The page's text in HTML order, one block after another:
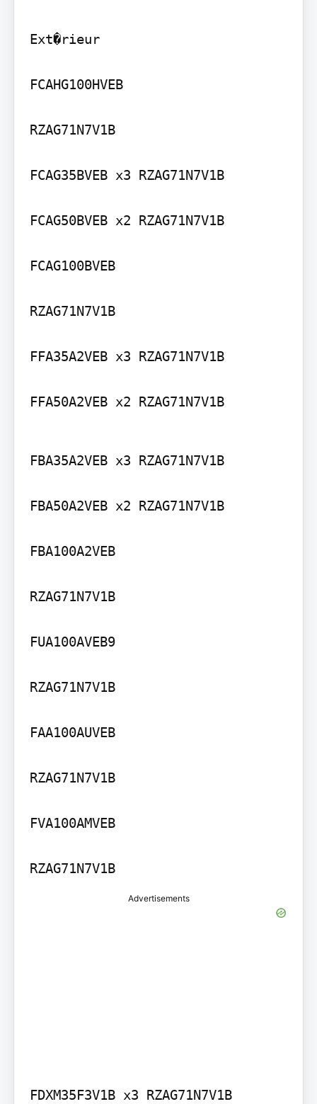
Ext�rieur
FCAHG100HVEB
RZAG71N7V1B
FCAG35BVEB x3 RZAG71N7V1B
FCAG50BVEB x2 RZAG71N7V1B
FCAG100BVEB
RZAG71N7V1B
FFA35A2VEB x3 RZAG71N7V1B
FFA50A2VEB x2 RZAG71N7V1B
FBA35A2VEB x3 RZAG71N7V1B
FBA50A2VEB x2 RZAG71N7V1B
FBA100A2VEB
RZAG71N7V1B
FUA100AVEB9
RZAG71N7V1B
FAA100AUVEB
RZAG71N7V1B
FVA100AMVEB
RZAG71N7V1B
Advertisements
FDXM35F3V1B x3 RZAG71N7V1B